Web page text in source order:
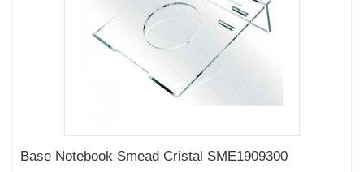
Base Notebook Smead Cristal SME1909300